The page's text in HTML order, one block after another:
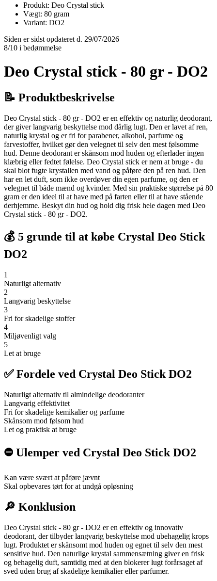
Produkt: Deo Crystal stick
Vægt: 80 gram
Variant: DO2
Siden er sidst opdateret d. 29/07/2026
8/10 i bedømmelse
Deo Crystal stick - 80 gr - DO2
📝 Produktbeskrivelse
Deo Crystal stick - 80 gr - DO2 er en effektiv og naturlig deodorant,
der giver langvarig beskyttelse mod dårlig lugt. Den er lavet af ren,
naturlig krystal og er fri for parabener, alkohol, parfume og
farvestoffer, hvilket gør den velegnet til selv den mest følsomme
hud. Denne deodorant er skånsom mod huden og efterlader ingen
klæbrig eller fedtet følelse. Deo Crystal stick er nem at bruge - du
skal blot fugte krystallen med vand og påføre den på ren hud. Den
har en let duft, som ikke overdøver din egen parfume, og den er
velegnet til både mænd og kvinder. Med sin praktiske størrelse på 80
gram er den ideel til at have med på farten eller til at have stående
derhjemme. Beskyt din hud og hold dig frisk hele dagen med Deo
Crystal stick - 80 gr - DO2.
💰 5 grunde til at købe Crystal Deo Stick
DO2
1
Naturligt alternativ
2
Langvarig beskyttelse
3
Fri for skadelige stoffer
4
Miljøvenligt valg
5
Let at bruge
✅ Fordele ved Crystal Deo Stick DO2
Naturligt alternativ til almindelige deodoranter
Langvarig effektivitet
Fri for skadelige kemikalier og parfume
Skånsom mod følsom hud
Let og praktisk at bruge
⛔️ Ulemper ved Crystal Deo Stick DO2
Kan være svært at påføre jævnt
Skal opbevares tørt for at undgå opløsning
🔎 Konklusion
Deo Crystal stick - 80 gr - DO2 er en effektiv og innovativ
deodorant, der tilbyder langvarig beskyttelse mod ubehagelig krops
lugt. Produktet er skånsomt mod huden og egnet til selv den mest
sensitive hud. Den naturlige krystal sammensætning giver en frisk
og behagelig duft, samtidig med at den blokerer lugt forårsaget af
sved uden brug af skadelige kemikalier eller parfumer.